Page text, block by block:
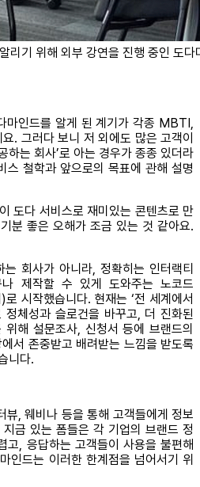
리기 위해 외부 강연을 진행 중인 도다
마인드를 알게 된 계기가 각종 MBTI,
. 그러다 보니 저 외에도 많은 고객이
하는 회사’로 아는 경우가 종종 있더라
스 철학과 앞으로의 목표에 관해 설명
도다 서비스로 재미있는 콘텐츠로 만
분 좋은 오해가 조금 있는 것 같아요.
회사가 아니라, 정확히는 인터랙티
제작할 수 있게 도와주는 노코드
시작했습니다. 현재는 ‘전 세계에서
정체성과 슬로건을 바꾸고, 더 진화된
해 설문조사, 신청서 등에 브랜드의
서 존중받고 배려받는 느낌을 받도록
니다.
뷰, 웨비나 등을 통해 고객들에게 정보
금 있는 폼들은 각 기업의 브랜드 정
고, 응답하는 고객들이 사용을 불편해
인드는 이러한 한계점을 넘어서기 위